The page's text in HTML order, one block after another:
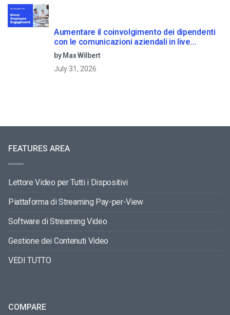
Aumentare il coinvolgimento dei dipendenti
con le comunicazioni aziendali in live
streaming
by Max Wilbert
July 31, 2026
FEATURES AREA
Lettore Video per Tutti i Dispositivi
Piattaforma di Streaming Pay-per-View
Software di Streaming Video
Gestione dei Contenuti Video
VEDI TUTTO
COMPARE